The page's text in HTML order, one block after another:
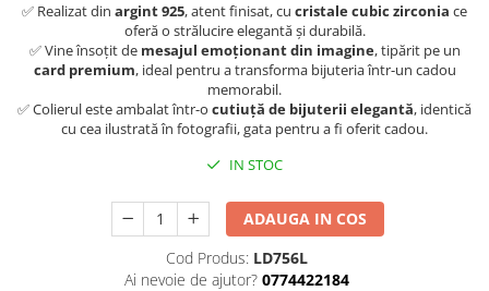
✅ Realizat din argint 925, atent finisat, cu cristale cubic zirconia ce
oferă o strălucire elegantă și durabilă.
✅ Vine însoțit de mesajul emoționant din imagine, tipărit pe un
card premium, ideal pentru a transforma bijuteria într-un cadou
memorabil.
✅ Colierul este ambalat într-o cutiuță de bijuterii elegantă, identică
cu cea ilustrată în fotografii, gata pentru a fi oferit cadou.
IN STOC
ADAUGA IN COS
Cod Produs: LD756L
Ai nevoie de ajutor? 0774422184